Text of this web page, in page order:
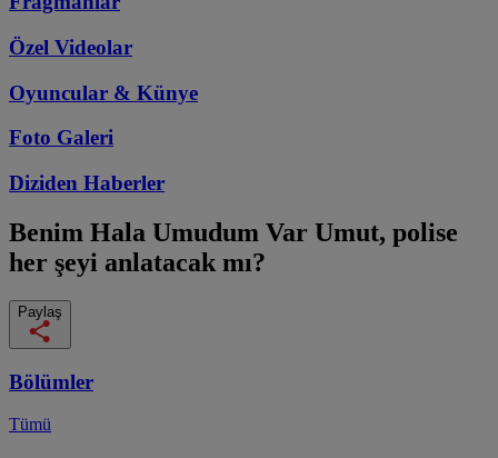
Özel Videolar
Oyuncular & Künye
Foto Galeri
Diziden Haberler
Benim Hala Umudum Var Umut, polise
her şeyi anlatacak mı?
Paylaş
Bölümler
Tümü